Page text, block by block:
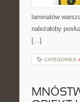
laminatów
należałoby
[…]
CATEGORIES: